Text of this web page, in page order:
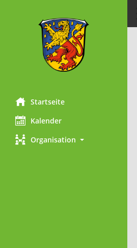
Startseite
Kalender
Organisation